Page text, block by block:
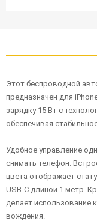
Этот беспроводной
предназначен для
зарядку 15 Вт с
обеспечивая
Удобное управление
снимать телефон.
цвета отображает
USB-C длиной 1 метр.
делает использование
вождения.